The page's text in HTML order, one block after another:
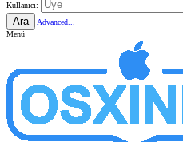
Kullanıcı:
Ara
Advanced...
Menü